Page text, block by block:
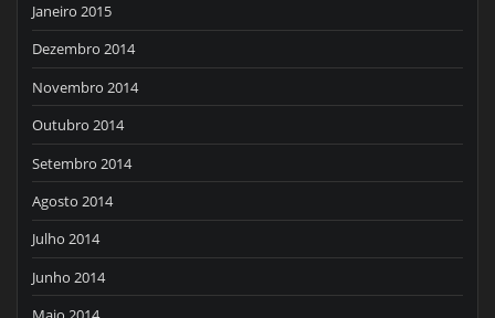
Janeiro 2015
Dezembro 2014
Novembro 2014
Outubro 2014
Setembro 2014
Agosto 2014
Julho 2014
Junho 2014